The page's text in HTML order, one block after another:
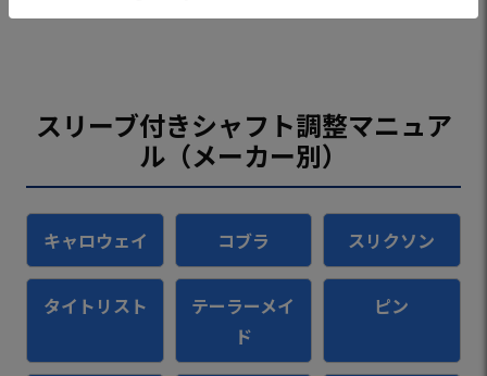
スリーブ付きシャフト調整マニュア
ル（メーカー別）
キャロウェイ コブラ スリクソン
タイトリスト
テーラーメイ
ド
ピン